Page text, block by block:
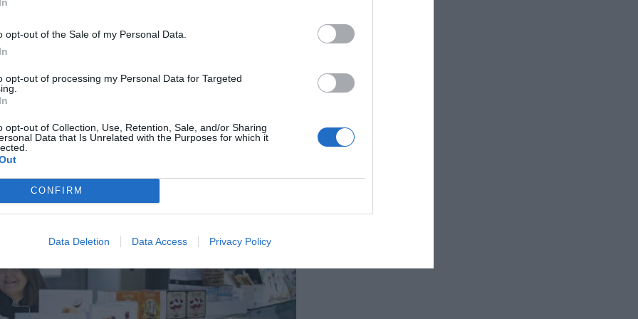
opt-out of the Sale of my Personal Data.
opt-out of processing my Personal Data for Targeted
opt-out of Collection, Use, Retention, Sale, and/or Sharing
Data that Is Unrelated with the Purposes for which it
CONFIRM
Data Deletion Data Access Privacy Policy
no falte de nada. Ahora somos 11 y si alguien
que estar más atento, más preparado, más
como un equipo.
mucho más que antes. En un año y medio
primer impacto es que tienes un
clientes y estepuzzlese va a tomar por el saco.
volviendo a montar pero nos sale una fotografía